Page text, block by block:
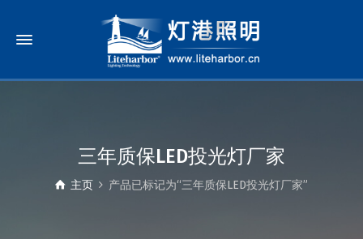
三年质保LED投光灯厂家
主页 产品已标记为“三年质保LED投光灯厂家”